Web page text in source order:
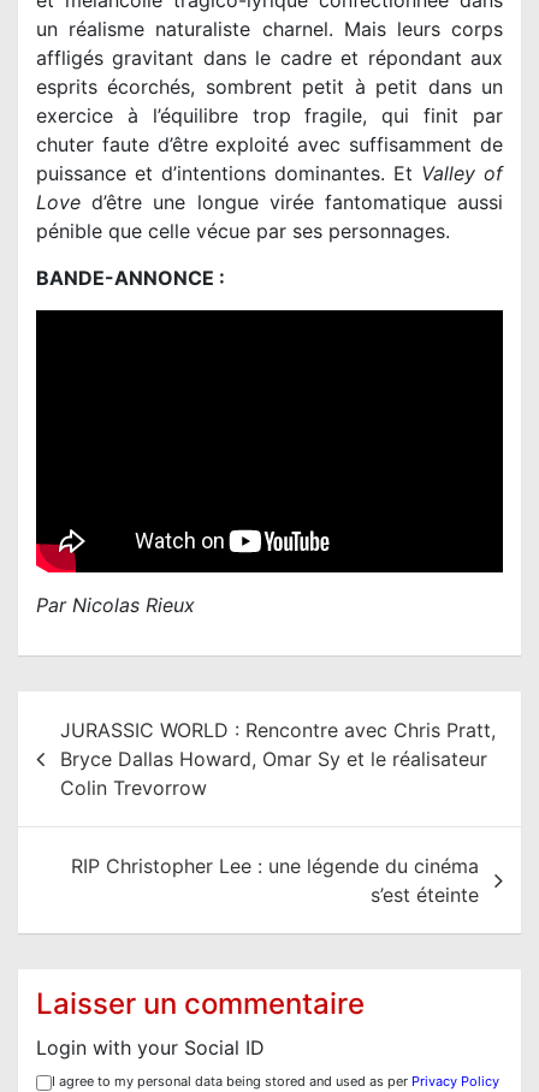
un réalisme naturaliste charnel. Mais leurs corps
affligés gravitant dans le cadre et répondant aux
esprits écorchés, sombrent petit à petit dans un
exercice à l’équilibre trop fragile, qui finit par
chuter faute d’être exploité avec suffisamment de
puissance et d’intentions dominantes. Et Valley of
Love d’être une longue virée fantomatique aussi
pénible que celle vécue par ses personnages.
BANDE-ANNONCE :
Par Nicolas Rieux
i
t
d
JURASSIC WORLD : Rencontre avec Chris Pratt,
Bryce Dallas Howard, Omar Sy et le réalisateur
Colin Trevorrow
RIP Christopher Lee : une légende du cinéma
s’est éteinte
Laisser un commentaire
Login with your Social ID
I agree to my personal data being stored and used as per Privacy Policy